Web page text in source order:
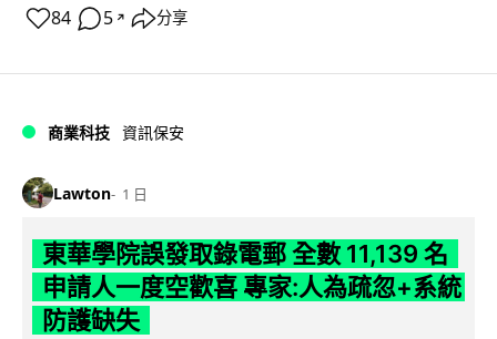
84 5 ↗ 分享
商業科技 資訊保安
Lawton 1 日
東華學院誤發取錄電郵 全數 11,139 名
申請人一度空歡喜 專家:人為疏忽+系統
防護缺失